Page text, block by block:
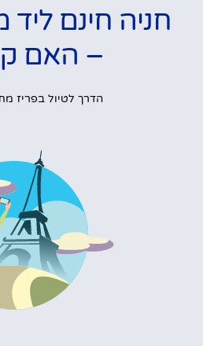
חניה חינם ליד
– האם
הדרך לטיול בפריז